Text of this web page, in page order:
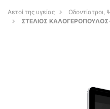
Αετοί της υγείας
Οδοντίατροι,
ΣΤΕΛΙΟΣ